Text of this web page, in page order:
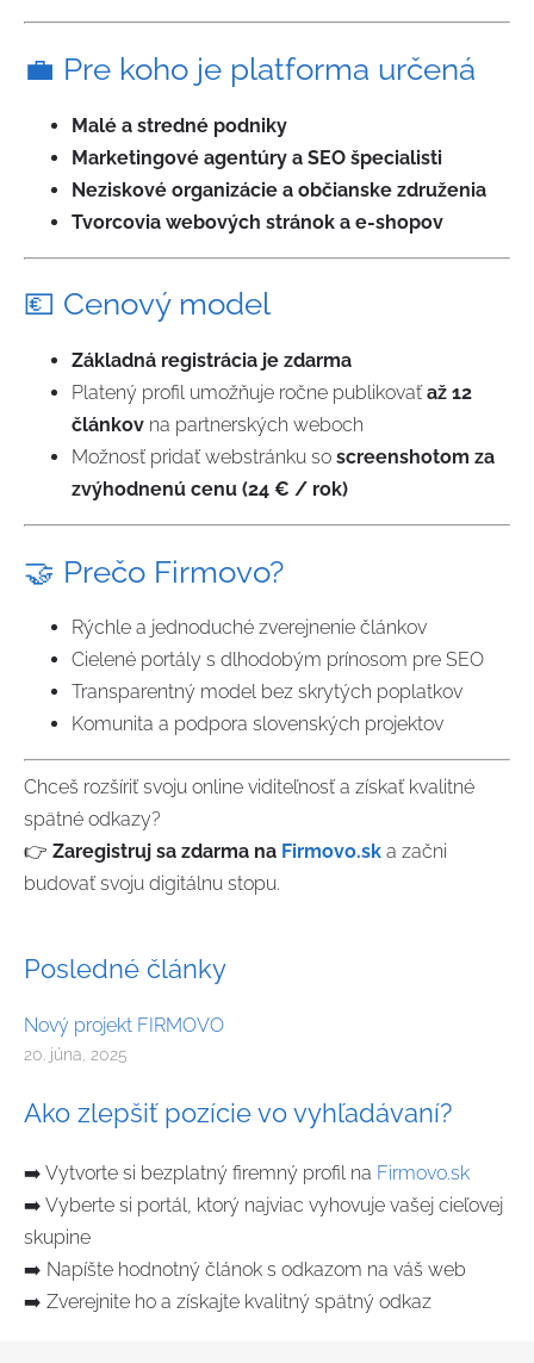
Posledné články
Nový projekt FIRMOVO
20. júna, 2025
Ako zlepšiť pozície vo vyhľadávaní?
➡️ Vytvorte si bezplatný firemný profil na Firmovo.sk
➡️ Vyberte si portál, ktorý najviac vyhovuje vašej cieľovej
skupine
➡️ Napíšte hodnotný článok s odkazom na váš web
➡️ Zverejnite ho a získajte kvalitný spätný odkaz
💼 Pre koho je platforma určená
Malé a stredné podniky
Marketingové agentúry a SEO špecialisti
Neziskové organizácie a občianske združenia
Tvorcovia webových stránok a e-shopov
💶 Cenový model
Základná registrácia je zdarma
Platený profil umožňuje ročne publikovaťaž 12
článkov na partnerských weboch
Možnosť pridať webstránku so screenshotom za
zvýhodnenú cenu (24 € / rok)
🤝 Prečo Firmovo?
Rýchle a jednoduché zverejnenie článkov
Cielené portály s dlhodobým prínosom pre SEO
Transparentný model bez skrytých poplatkov
Komunita a podpora slovenských projektov
Chceš rozšíriť svoju online viditeľnosť a získať kvalitné
spätné odkazy?
👉 Zaregistruj sa zdarma na Firmovo.sk a začni
budovať svoju digitálnu stopu.